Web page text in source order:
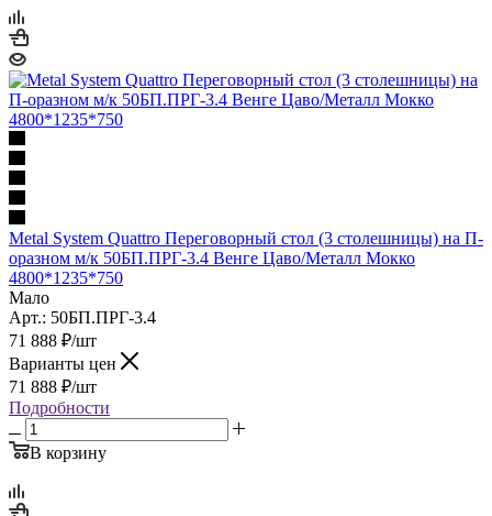
Metal System Quattro Переговорный стол (3 столешницы) на П-
оразном м/к 50БП.ПРГ-3.4 Венге Цаво/Металл Мокко
4800*1235*750
Мало
Арт.: 50БП.ПРГ-3.4
71 888 ₽/шт
Варианты цен
71 888 ₽/шт
Подробности
В корзину